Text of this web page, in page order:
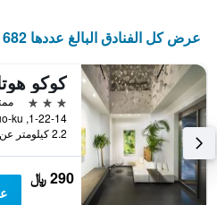
عرض كل الفنادق البالغ عددها 682
3 نجوم
2.2 كيلومتر عن وسط المدينة
290 ﷼